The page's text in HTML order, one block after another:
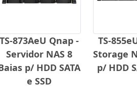
TS-873AeU Qnap -
Servidor NAS 8
p/ HDD SATA
e SSD
TS-
Storage
p/ HDD